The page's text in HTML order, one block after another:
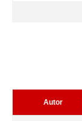
Autor